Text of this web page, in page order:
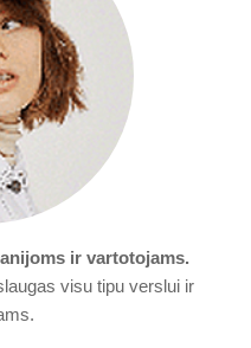
ir vartotojams.
visu tipu verslui ir